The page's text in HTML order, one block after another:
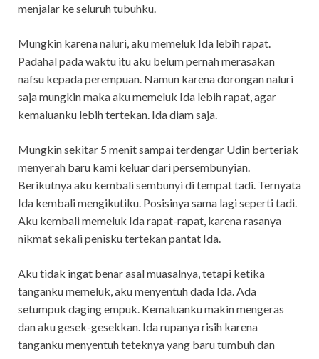
menjalar ke seluruh tubuhku.
Mungkin karena naluri, aku memeluk Ida lebih rapat.
Padahal pada waktu itu aku belum pernah merasakan
nafsu kepada perempuan. Namun karena dorongan naluri
saja mungkin maka aku memeluk Ida lebih rapat, agar
kemaluanku lebih tertekan. Ida diam saja.
Mungkin sekitar 5 menit sampai terdengar Udin berteriak
menyerah baru kami keluar dari persembunyian.
Berikutnya aku kembali sembunyi di tempat tadi. Ternyata
Ida kembali mengikutiku. Posisinya sama lagi seperti tadi.
Aku kembali memeluk Ida rapat-rapat, karena rasanya
nikmat sekali penisku tertekan pantat Ida.
Aku tidak ingat benar asal muasalnya, tetapi ketika
tanganku memeluk, aku menyentuh dada Ida. Ada
setumpuk daging empuk. Kemaluanku makin mengeras
dan aku gesek-gesekkan. Ida rupanya risih karena
tanganku menyentuh teteknya yang baru tumbuh dan